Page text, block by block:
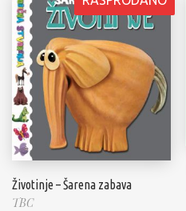
Životinje – Šarena zabava
TBC